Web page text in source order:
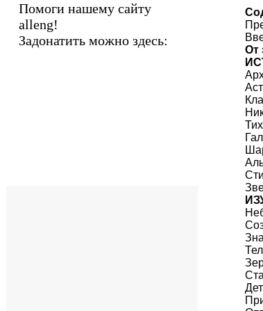
От
Помоги нашему сайту
alleng!
Задонатить можно здесь: